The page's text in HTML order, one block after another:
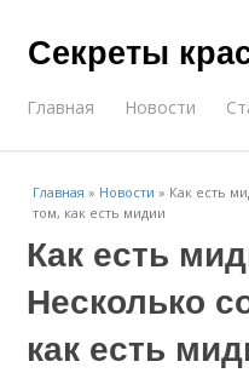
Секреты
Главная Новости
Главная » Новости » Как есть
том, как есть мидии
Как есть
Несколько
как есть